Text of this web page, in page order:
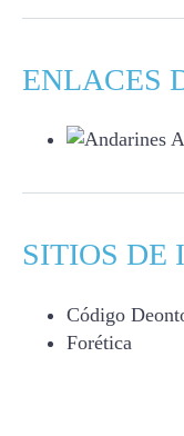
ENLACES
SITIOS DE
Código
Forética